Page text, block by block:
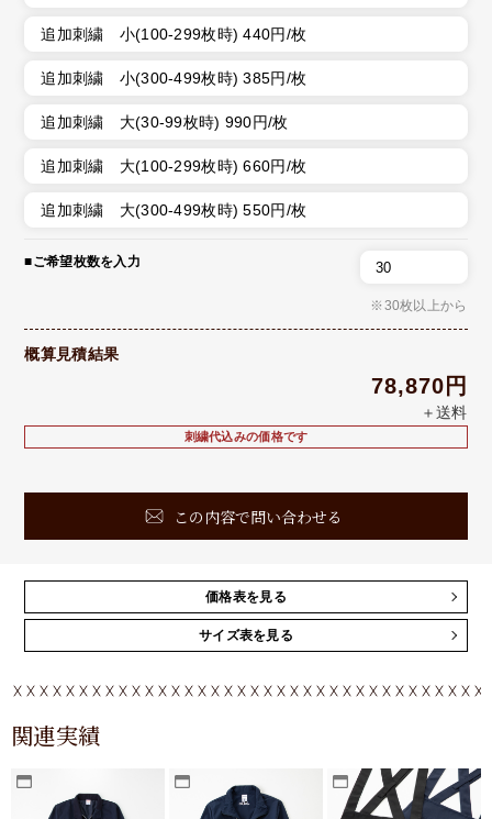
追加刺繍 小(100-299枚時) 440円/枚
追加刺繍 小(300-499枚時) 385円/枚
追加刺繍 大(30-99枚時) 990円/枚
追加刺繍 大(100-299枚時) 660円/枚
追加刺繍 大(300-499枚時) 550円/枚
■ご希望枚数を入力
※30枚以上から
概算見積結果
78,870円
＋送料
刺繍代込みの価格です
この内容で問い合わせる
価格表を見る
サイズ表を見る
関連実績